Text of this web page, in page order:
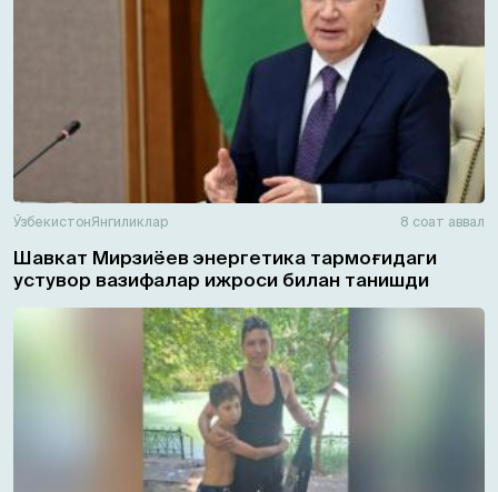
ЎзбекистонЯнгиликлар 8 соат аввал
Шавкат Мирзиёев энергетика тармоғидаги
устувор вазифалар ижроси билан танишди